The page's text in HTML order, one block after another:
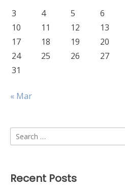
3
4 5 6
10
11 12 13
17
18 19 20
24
25 26 27
31
« Mar
Search
for:
Recent Posts